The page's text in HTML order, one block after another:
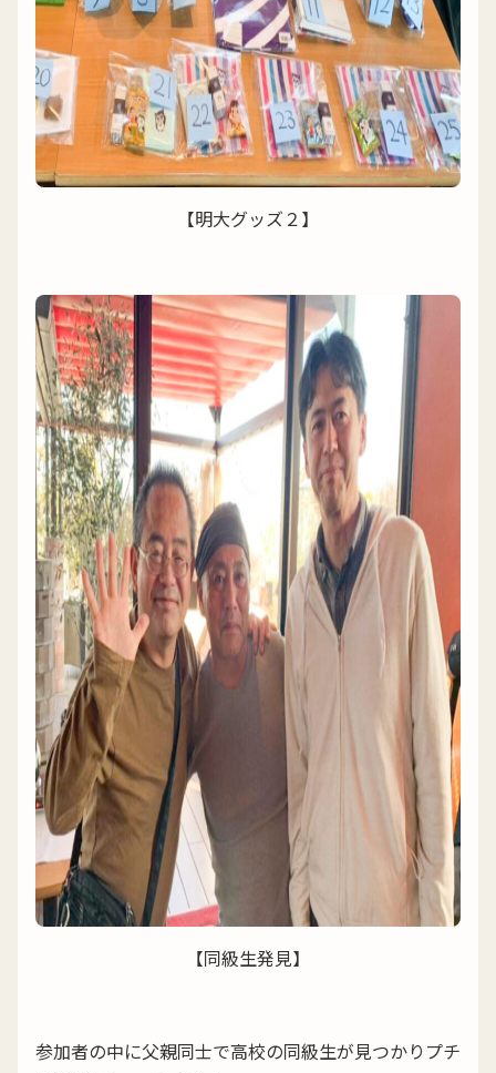
【明大グッズ２】
【同級生発見】
参加者の中に父親同士で高校の同級生が見つかりプチ